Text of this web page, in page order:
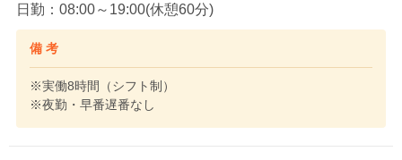
日勤：08:00～19:00(休憩60分)
備 考
※実働8時間（シフト制）
※夜勤・早番遅番なし